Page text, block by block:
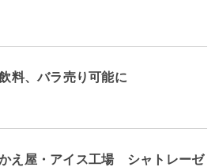
料、バラ売り可能に
え屋・アイス工場 シャトレーゼ